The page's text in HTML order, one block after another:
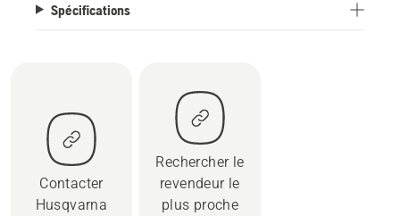
Spécifications
Contacter
Husqvarna
Rechercher le
revendeur le
plus proche